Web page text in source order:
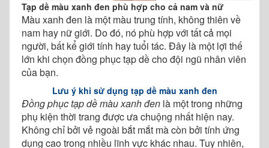
Tạp dề màu xanh đen phù hợp cho cả nam và nữ
Màu xanh đen là một màu trung tính, không thiên về
nam hay nữ giới. Do đó, nó phù hợp với tất cả mọi
người, bất kể giới tính hay tuổi tác. Đây là một lợi thế
lớn khi chọn đồng phục tạp dề cho đội ngũ nhân viên
của bạn.
Lưu ý khi sử dụng tạp dề màu xanh đen
Đồng phục tạp dề màu xanh đen là một trong những
phụ kiện thời trang được ưa chuộng nhất hiện nay.
Không chỉ bởi vẻ ngoài bắt mắt mà còn bởi tính ứng
dụng cao trong nhiều lĩnh vực khác nhau. Tuy nhiên,